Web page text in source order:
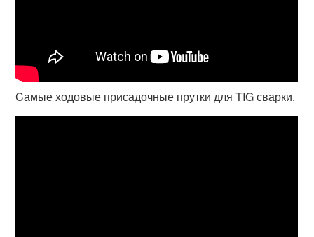
Cамые ходовые присадочные прутки для TIG сварки.